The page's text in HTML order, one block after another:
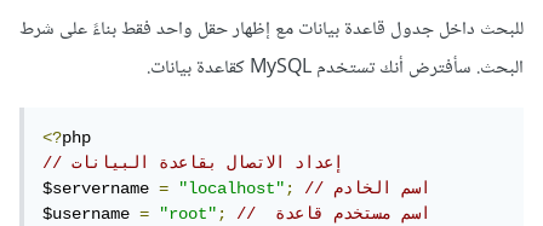
للبحث داخل جدول قاعدة بيانات مع إظهار حقل واحد فقط بناءً على شرط
البحث. سأفترض أنك تستخدم MySQL كقاعدة بيانات.
<?
// إعداد الاتصال بقاعدة البيانات
$servername = "localhost";
// اسم الخادم
$username = "root";
// اسم مستخدم قاعدة